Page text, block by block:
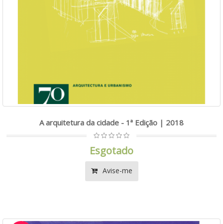
A arquitetura da cidade - 1ª Edição | 2018
Esgotado
Avise-me